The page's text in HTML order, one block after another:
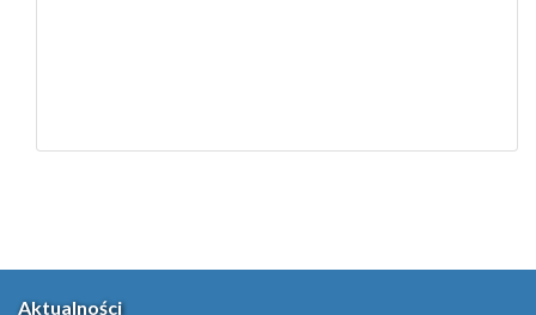
Aktualności